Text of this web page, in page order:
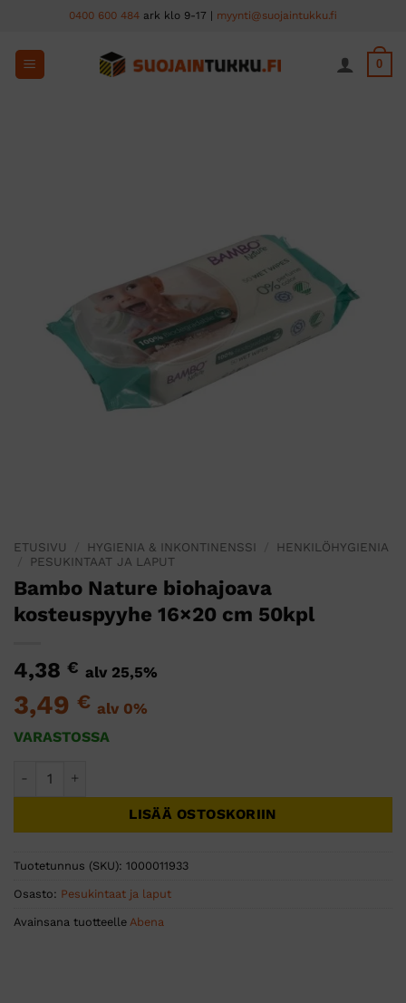
content
0400 600 484 ark klo 9-17 | myynti@suojaintukku.fi
0
ETUSIVU HYGIENIA & INKONTINENSSI
HENKILÖHYGIENIA
PESUKINTAAT JA LAPUT
Bambo Nature biohajoava
kosteuspyyhe 16×20 cm 50kpl
4,38 € alv 25,5%
3,49 € alv 0%
VARASTOSSA
LISÄÄ OSTOSKORIIN
Tuotetunnus (SKU): 1000011933
Osasto: Pesukintaat ja laput
Avainsana tuotteelle Abena